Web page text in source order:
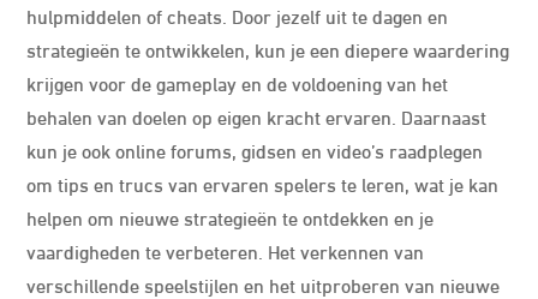
hulpmiddelen of cheats. Door jezelf uit te dagen en
strategieën te ontwikkelen, kun je een diepere waardering
krijgen voor de gameplay en de voldoening van het
behalen van doelen op eigen kracht ervaren. Daarnaast
kun je ook online forums, gidsen en video’s raadplegen
om tips en trucs van ervaren spelers te leren, wat je kan
helpen om nieuwe strategieën te ontdekken en je
vaardigheden te verbeteren. Het verkennen van
verschillende speelstijlen en het uitproberen van nieuwe